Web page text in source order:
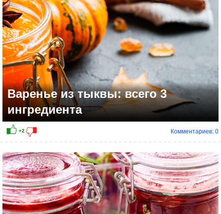
+6
Варенье из тыквы: всего 3
ингредиента
Комментариев: 0